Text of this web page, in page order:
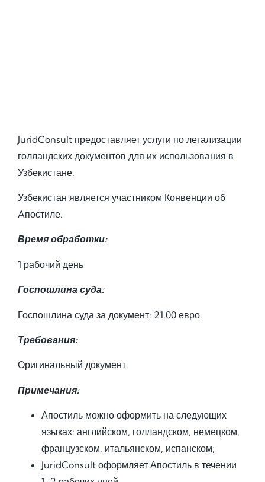
JuridConsult предоставляет услуги по легализации
голландских документов для их использования в
Узбекистане.
Узбекистан является участником Конвенции об
Aпостиле.
Время обработки:
1 рабочий день
Госпошлина суда:
Госпошлина суда за документ: 21,00 евро.
Требования:
Оригинальный документ.
Примечания:
Апостиль можно оформить на следующих
языках: английском, голландском, немецком,
французском, итальянском, испанском;
JuridConsult оформляет Апостиль в течении